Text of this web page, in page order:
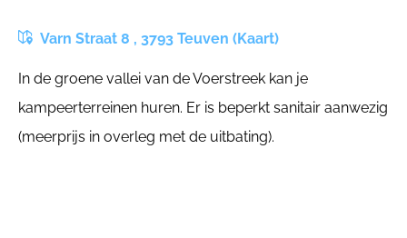
Varn Straat 8 , 3793 Teuven (Kaart)
In de groene vallei van de Voerstreek kan je
kampeerterreinen huren. Er is beperkt sanitair aanwezig
(meerprijs in overleg met de uitbating).